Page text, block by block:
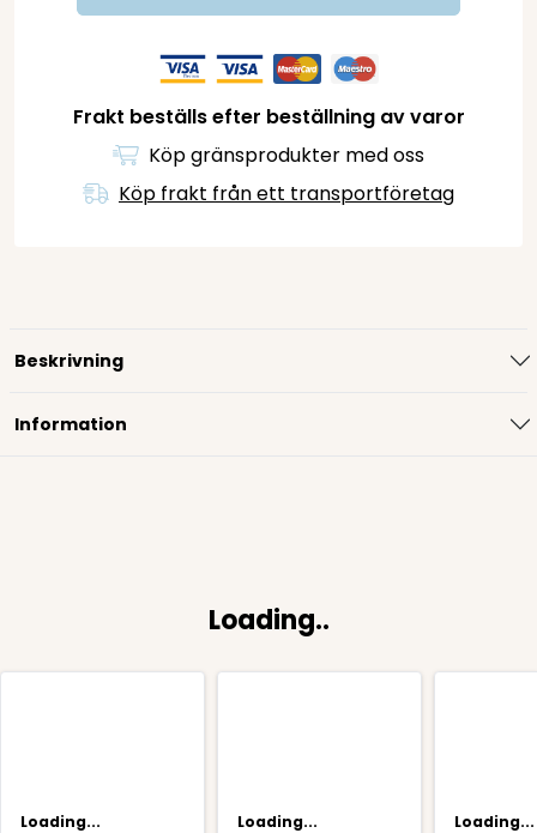
Frakt beställs efter beställning av varor
Köp gränsprodukter med oss
Köp frakt från ett transportföretag
Beskrivning
Information
Loading..
Loading... Loading... Loading...